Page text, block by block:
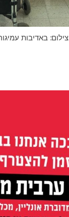
צילום: באדיבות עמיגור